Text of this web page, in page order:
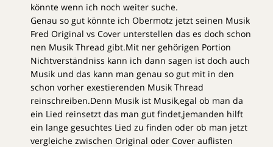
könnte wenn ich noch weiter suche.
Genau so gut könnte ich Obermotz jetzt seinen Musik
Fred Original vs Cover unterstellen das es doch schon
nen Musik Thread gibt.Mit ner gehörigen Portion
Nichtverständniss kann ich dann sagen ist doch auch
Musik und das kann man genau so gut mit in den
schon vorher exestierenden Musik Thread
reinschreiben.Denn Musik ist Musik,egal ob man da
ein Lied reinsetzt das man gut findet,jemanden hilft
ein lange gesuchtes Lied zu finden oder ob man jetzt
vergleiche zwischen Original oder Cover auflisten